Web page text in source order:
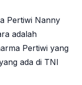
Pertiwi Nanny
adalah
Pertiwi yang
ada di TNI